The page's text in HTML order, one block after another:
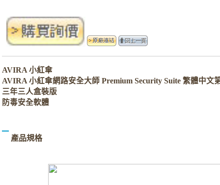
AVIRA 小紅傘
AVIRA 小紅傘網路安全大師 Premium Security Suite 繁體中文
三年三人盒裝版
防毒安全軟體
產品規格